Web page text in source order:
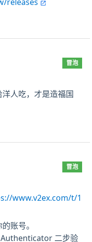
冒泡
人吃，才是造福国
冒泡
www.v2ex.com/t/1
账号。
二步验